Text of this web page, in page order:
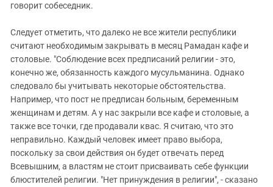
говорит собеседник.
Следует отметить, что далеко не все жители республики
считают необходимым закрывать в месяц Рамадан кафе и
столовые. "Соблюдение всех предписаний религии - это,
конечно же, обязанность каждого мусульманина. Однако
следовало бы учитывать некоторые обстоятельства.
Например, что пост не предписан больным, беременным
женщинам и детям. А у нас закрыли все кафе и столовые, а
также все точки, где продавали квас. Я считаю, что это
неправильно. Каждый человек имеет право выбора,
поскольку за свои действия он будет отвечать перед
Всевышним, а властям не стоит присваивать себе функции
блюстителей религии. "Нет принуждения в религии", - сказано